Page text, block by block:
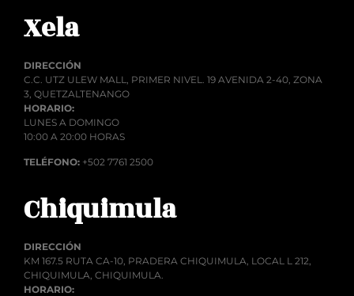
Xela
DIRECCIÓN
C.C. UTZ ULEW MALL, PRIMER NIVEL. 19 AVENIDA 2-40, ZONA
3, QUETZALTENANGO
HORARIO:
LUNES A DOMINGO
10:00 A 20:00 HORAS
TELÉFONO: +502 7761 2500
Chiquimula
DIRECCIÓN
KM 167.5 RUTA CA-10, PRADERA CHIQUIMULA, LOCAL L 212,
CHIQUIMULA, CHIQUIMULA.
HORARIO: